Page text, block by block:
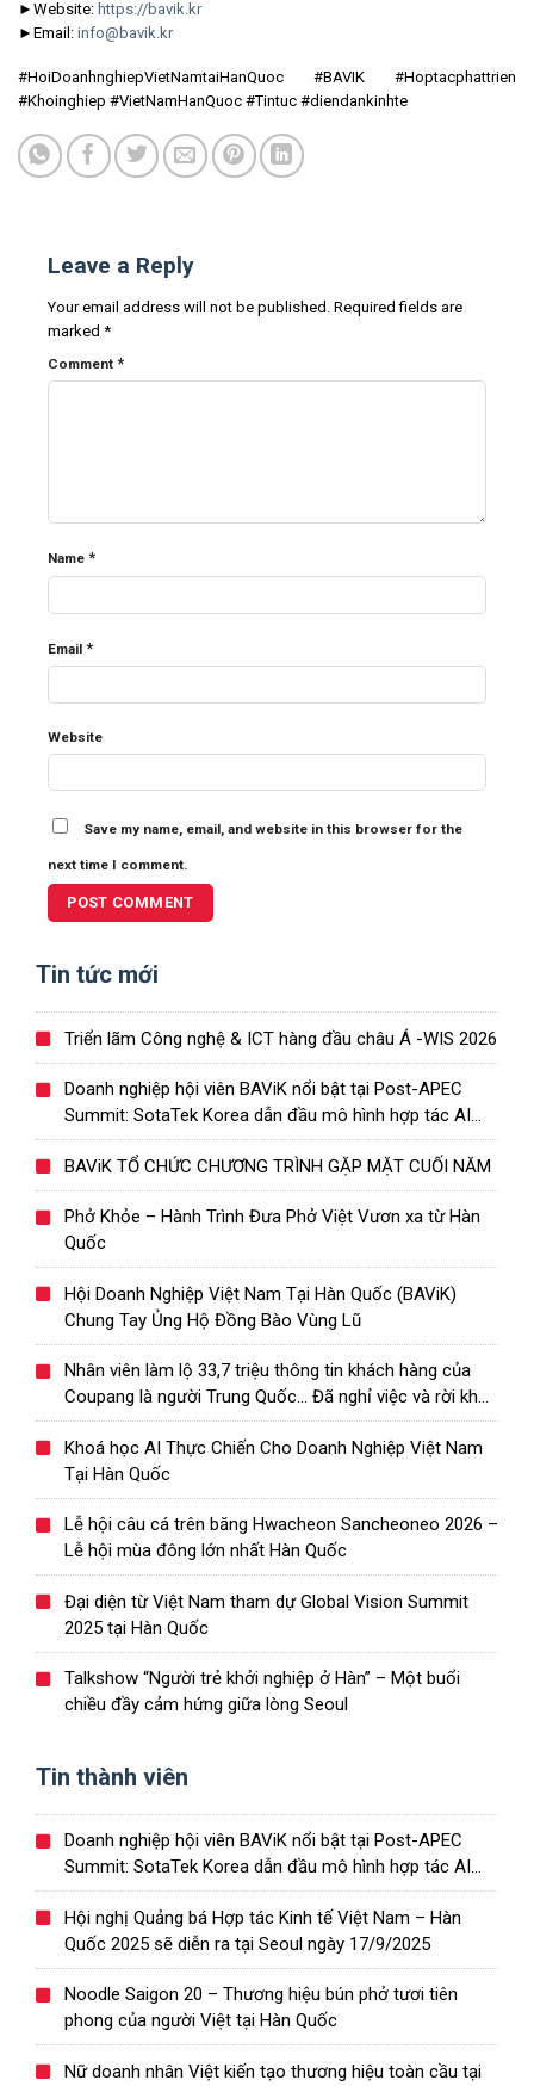
►Website: https://bavik.kr
►Email: info@bavik.kr
#HoiDoanhnghiepVietNamtaiHanQuoc #BAVIK #Hoptacphattrien
#Khoinghiep #VietNamHanQuoc #Tintuc #diendankinhte
Leave a Reply
Your email address will not be published. Required fields are
marked *
Comment *
Name *
Email *
Website
Save my name, email, and website in this browser for the
next time I comment.
Tin tức mới
Triển lãm Công nghệ & ICT hàng đầu châu Á -WIS 2026
Doanh nghiệp hội viên BAViK nổi bật tại Post-APEC
Summit: SotaTek Korea dẫn đầu mô hình hợp tác AI
Việt – Hàn
BAViK TỔ CHỨC CHƯƠNG TRÌNH GẶP MẶT CUỐI NĂM
Phở Khỏe – Hành Trình Đưa Phở Việt Vươn xa từ Hàn
Quốc
Hội Doanh Nghiệp Việt Nam Tại Hàn Quốc (BAViK)
Chung Tay Ủng Hộ Đồng Bào Vùng Lũ
Nhân viên làm lộ 33,7 triệu thông tin khách hàng của
Coupang là người Trung Quốc… Đã nghỉ việc và rời khỏi
Hàn Quốc
Khoá học AI Thực Chiến Cho Doanh Nghiệp Việt Nam
Tại Hàn Quốc
Lễ hội câu cá trên băng Hwacheon Sancheoneo 2026 –
Lễ hội mùa đông lớn nhất Hàn Quốc
Đại diện từ Việt Nam tham dự Global Vision Summit
2025 tại Hàn Quốc
Talkshow “Người trẻ khởi nghiệp ở Hàn” – Một buổi
chiều đầy cảm hứng giữa lòng Seoul
Tin thành viên
Doanh nghiệp hội viên BAViK nổi bật tại Post-APEC
Summit: SotaTek Korea dẫn đầu mô hình hợp tác AI
Việt – Hàn
Hội nghị Quảng bá Hợp tác Kinh tế Việt Nam – Hàn
Quốc 2025 sẽ diễn ra tại Seoul ngày 17/9/2025
Noodle Saigon 20 – Thương hiệu bún phở tươi tiên
phong của người Việt tại Hàn Quốc
Nữ doanh nhân Việt kiến tạo thương hiệu toàn cầu tại